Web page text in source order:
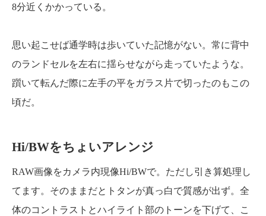
8分近くかかっている。
思い起こせば通学時は歩いていた記憶がない。常に背中
のランドセルを左右に揺らせながら走っていたような。
躓いて転んだ際に左手の平をガラス片で切ったのもこの
頃だ。
Hi/BWをちょいアレンジ
RAW画像をカメラ内現像Hi/BWで。ただし引き算処理し
てます。そのままだとトタンが真っ白で質感が出ず。全
体のコントラストとハイライト部のトーンを下げて、こ